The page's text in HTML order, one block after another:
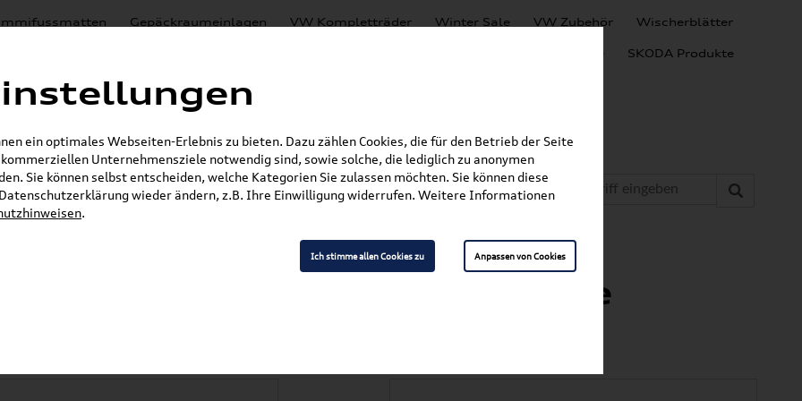
Gepäckraumeinlagen VW Kompletträder Winter Sale VW Zubehör Wischerblätter
SEAT Produkte SKODA Produkte
Lackierungen
E-Mail
2G1061502 82V
Gummifußmatten Vorne
ein optimales Webseiten-Erlebnis zu bieten. Dazu zählen Cookies, die für den Betrieb der Seite
Unternehmensziele notwendig sind, sowie solche, die lediglich zu anonymen
Sie können selbst entscheiden, welche Kategorien Sie zulassen möchten. Sie können diese
wieder ändern, z.B. Ihre Einwilligung widerrufen. Weitere Informationen
.
Ich stimme allen Cookies zu Anpassen von Cookies